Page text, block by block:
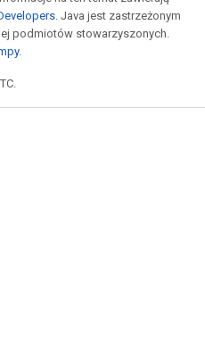
. Java jest zastrzeżonym
podmiotów stowarzyszonych.
.